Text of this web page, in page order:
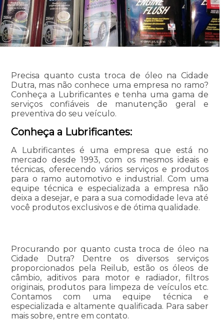
Precisa quanto custa troca de óleo na Cidade
Dutra, mas não conhece uma empresa no ramo?
Conheça a Lubrificantes e tenha uma gama de
serviços confiáveis de manutenção geral e
preventiva do seu veículo.
Conheça a Lubrificantes:
A Lubrificantes é uma empresa que está no
mercado desde 1993, com os mesmos ideais e
técnicas, oferecendo vários serviços e produtos
para o ramo automotivo e industrial. Com uma
equipe técnica e especializada a empresa não
deixa a desejar, e para a sua comodidade leva até
você produtos exclusivos e de ótima qualidade.
Procurando por quanto custa troca de óleo na
Cidade Dutra? Dentre os diversos serviços
proporcionados pela Reilub, estão os óleos de
câmbio, aditivos para motor e radiador, filtros
originais, produtos para limpeza de veículos etc.
Contamos com uma equipe técnica e
especializada e altamente qualificada. Para saber
mais sobre, entre em contato.